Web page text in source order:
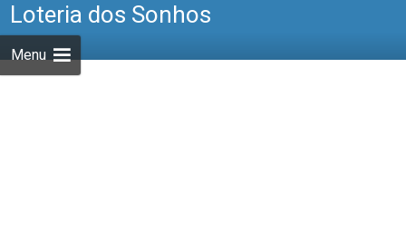
Menu
Loteria dos Sonhos